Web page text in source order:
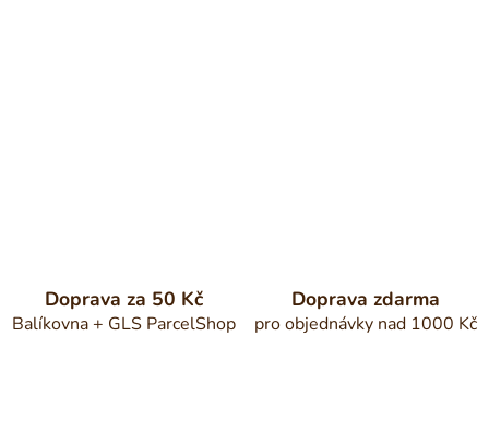
Doprava za 50 Kč
Balíkovna + GLS ParcelShop
Doprava zdarma
pro objednávky nad 1000 Kč